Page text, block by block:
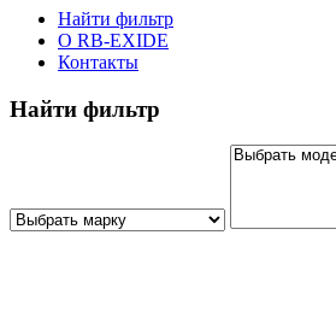
Найти фильтр
О RB-EXIDE
Контакты
Найти фильтр